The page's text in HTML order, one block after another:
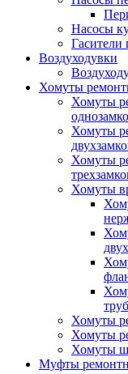
Насосы
Гасители
Воздуходувки
Хомуты
Хомуты
Хомуты
Хомуты
Хомуты
труб
Хомуты
Хомуты
Хомуты
Муфты